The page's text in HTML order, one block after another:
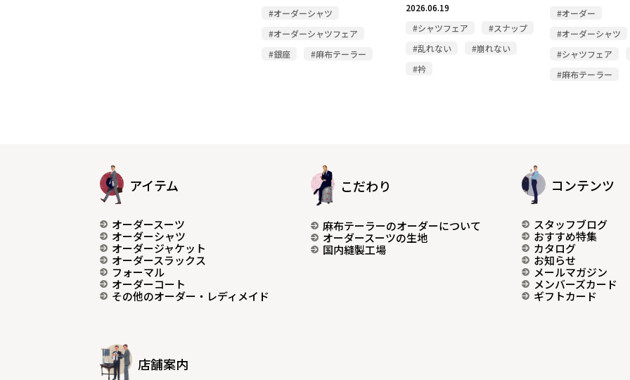
#オーダーシャツ
#オーダーシャツフェア
#銀座
#麻布テーラー
2026.06.19
#シャツフェア
#スナップ
#乱れない
#崩れない
#衿
#オーダー
#オーダーシャツ
#シャツフェア
#麻布テーラー
アイテム
オーダースーツ
オーダーシャツ
オーダージャケット
オーダースラックス
フォーマル
オーダーコート
その他のオーダー・レディメイド
こだわり
麻布テーラーのオーダーについて
オーダースーツの生地
国内縫製工場
コンテンツ
スタッフブログ
おすすめ特集
カタログ
お知らせ
メールマガジン
メンバーズカード
ギフトカード
店舗案内